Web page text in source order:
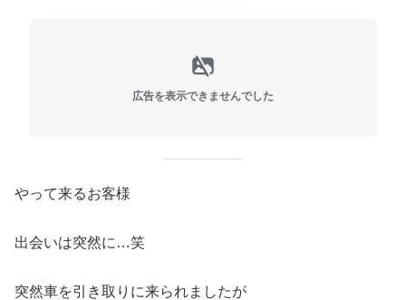
広告を表示できませんでした
やって来るお客様
出会いは突然に…笑
突然車を引き取りに来られましたが